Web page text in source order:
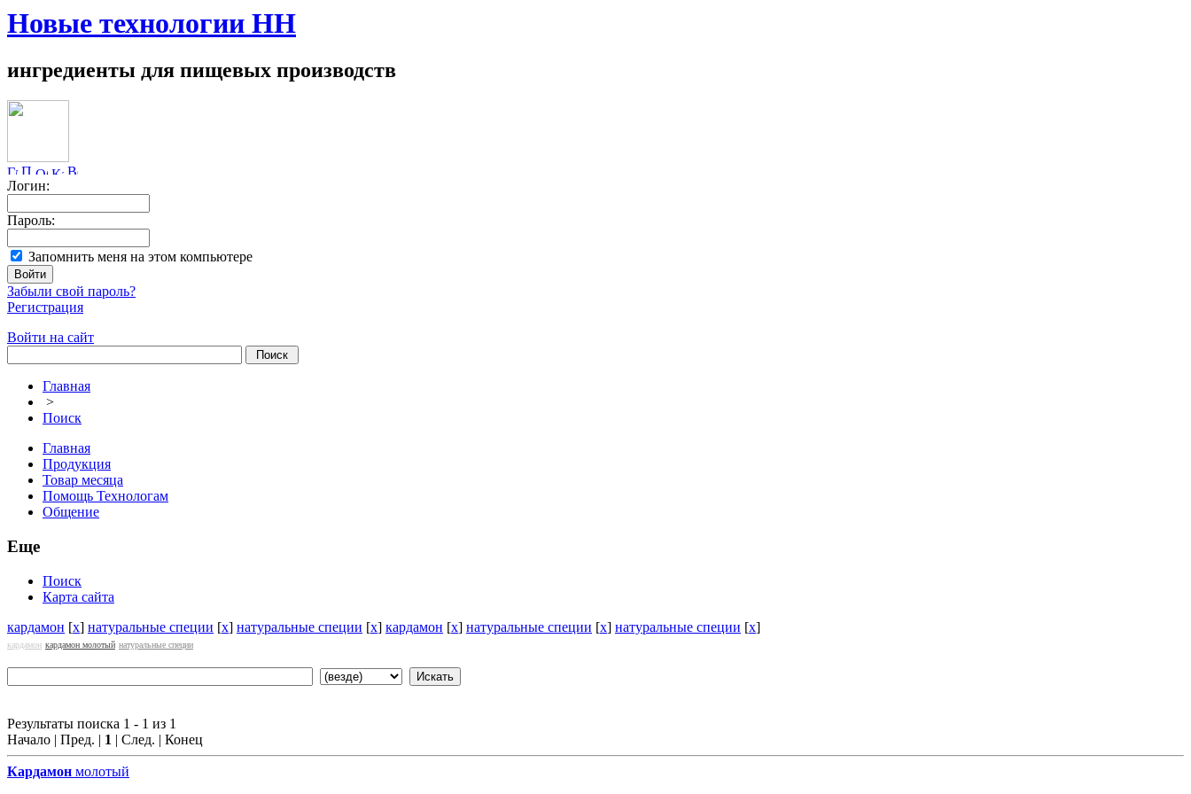
Новые технологии НН
ингредиенты для пищевых производств
Логин:
Пароль:
Запомнить меня на этом компьютере
Забыли свой пароль?
Регистрация
Войти на сайт
Главная
>
Поиск
Главная
Продукция
Товар месяца
Помощь Технологам
Общение
Еще
Поиск
Карта сайта
кардамон [x] натуральные специи [x] натуральные специи [x] кардамон [x] натуральные специи [x] натуральные специи [x]
кардамон кардамон молотый натуральные специи
Результаты поиска 1 - 1 из 1
Начало | Пред. | 1 | След. | Конец
Кардамон молотый